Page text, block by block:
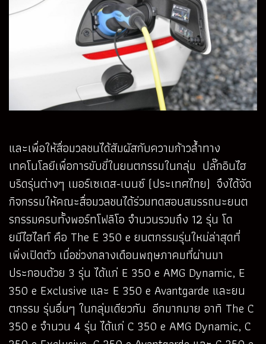
และเพื่อให้สื่อมวลชนได้สัมผัสกับความก้าวล้ำทาง
เทคโนโลยีเพื่อการขับขี่ในยนตกรรมในกลุ่ม ปลั๊กอินไฮ
บริดรุ่นต่างๆ เมอร์เซเดส-เบนซ์ (ประเทศไทย) จึงได้จัด
กิจกรรมให้คณะสื่อมวลชนได้ร่วมทดสอบสมรรถนะยนต
รกรรมครบทั้งพอร์ทโฟลิโอ จำนวนรวมถึง 12 รุ่น โด
ยมีไฮไลท์ คือ The E 350 e ยนตกรรมรุ่นใหม่ล่าสุดที่
เพิ่งเปิดตัว เมื่อช่วงกลางเดือนพฤษภาคมที่ผ่านมา
ประกอบด้วย 3 รุ่น ได้แก่ E 350 e AMG Dynamic, E
350 e Exclusive และ E 350 e Avantgarde และยน
ตกรรม รุ่นอื่นๆ ในกลุ่มเดียวกัน อีกมากมาย อาทิ The C
350 e จำนวน 4 รุ่น ได้แก่ C 350 e AMG Dynamic, C